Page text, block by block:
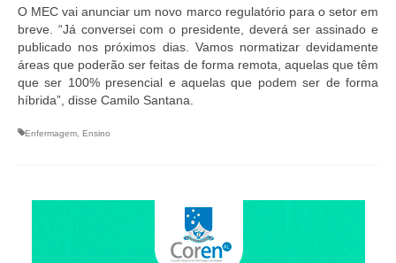
Clube de Vantagens
Valores dos serviços
Reserva de auditório
O MEC vai anunciar um novo marco regulatório para o setor em
breve. “Já conversei com o presidente, deverá ser assinado e
publicado nos próximos dias. Vamos normatizar devidamente
áreas que poderão ser feitas de forma remota, aquelas que têm
que ser 100% presencial e aquelas que podem ser de forma
híbrida”, disse Camilo Santana.
Enfermagem Ensino